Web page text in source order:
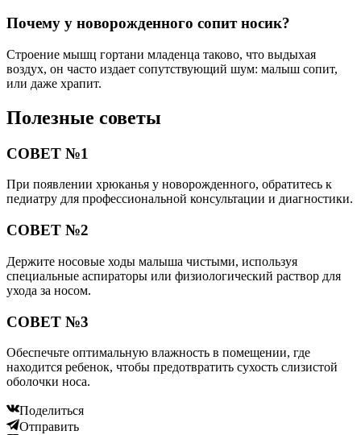
Почему у новорожденного сопит носик?
Строение мышц гортани младенца таково, что выдыхая
воздух, он часто издает сопутствующий шум: малыш сопит,
или даже храпит.
Полезные советы
СОВЕТ №1
При появлении хрюканья у новорожденного, обратитесь к
педиатру для профессиональной консультации и диагностики.
СОВЕТ №2
Держите носовые ходы малыша чистыми, используя
специальные аспираторы или физиологический раствор для
ухода за носом.
СОВЕТ №3
Обеспечьте оптимальную влажность в помещении, где
находится ребенок, чтобы предотвратить сухость слизистой
оболочки носа.
Поделиться
Отправить